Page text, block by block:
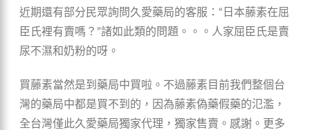
近期還有部分民眾詢問久愛藥局的客服：“日本藤素在屈
臣氏裡有賣嗎？”諸如此類的問題。。。人家屈臣氏是賣
尿不濕和奶粉的呀。
買藤素當然是到藥局中買啦。不過藤素目前我們整個台
灣的藥局中都是買不到的，因為藤素偽藥假藥的氾濫，
全台灣僅此久愛藥局獨家代理，獨家售賣。感謝。更多